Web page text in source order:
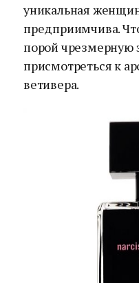
уникальная
предприимчива.
порой чрезмерную
присмотреться к
ветивера.